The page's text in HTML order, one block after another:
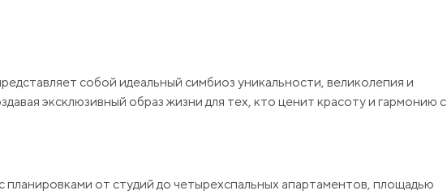
собой идеальный симбиоз уникальности, великолепия и
эксклюзивный образ жизни для тех, кто ценит красоту и гармонию с
от студий до четырехспальных апартаментов, площадью